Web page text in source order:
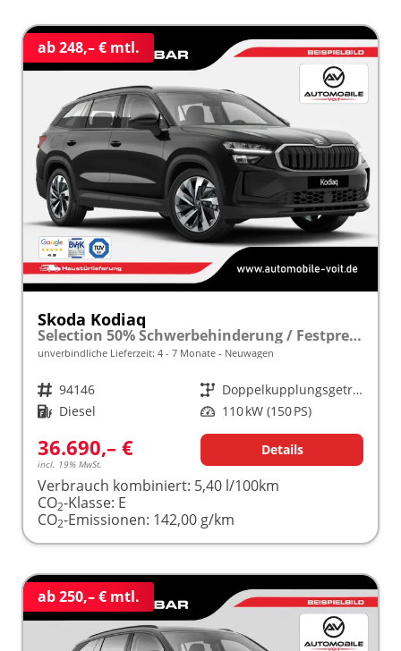
ab 248,– € mtl.
Skoda Kodiaq
Selection 50% Schwerbehinderung / Festpreisgarantie* Modelljahr 2.0 TDI 150PS DSG "Sonderangebot bei Schwerbehinderung" frei konfigurierbar!
unverbindliche Lieferzeit: 4 - 7 Monate Neuwagen
Fahrzeugnr. 94146 Getriebe
Doppelkupplungsgetriebe (DSG)
Kraftstoff Diesel Leistung 110 kW (150 PS)
36.690,– €
incl. 19% MwSt.
Details
Verbrauch kombiniert: 5,40 l/100km
CO2-Klasse: E
CO2-Emissionen: 142,00 g/km
ab 250,– € mtl.